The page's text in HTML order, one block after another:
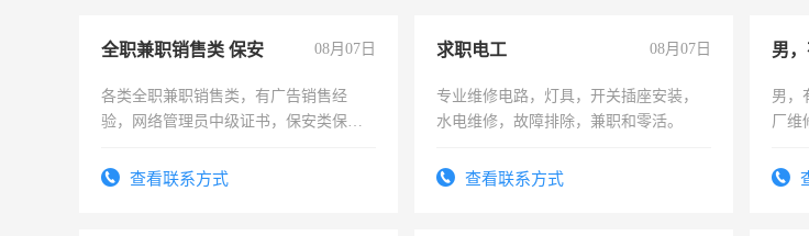
全职兼职销售类 保安 08月07日
各类全职兼职销售类，有广告销售经
验，网络管理员中级证书，保安类保安
有高低压电工证和十几年工作经验
查看联系方式
求职电工 08月07日
专业维修电路，灯具，开关插座安装，
水电维修，故障排除，兼职和零活。
查看联系方式
男
男，
厂维
电话